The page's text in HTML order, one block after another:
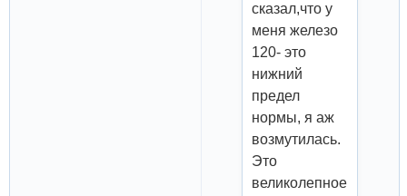
сказал,что у
меня железо
120- это
нижний
предел
нормы, я аж
возмутилась.
Это
великолепное